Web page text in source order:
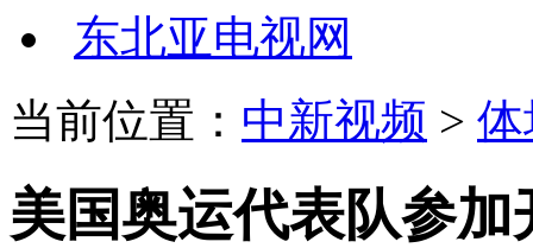
东北亚电视网
当前位置： 中新视频 >
美国奥运代表队参